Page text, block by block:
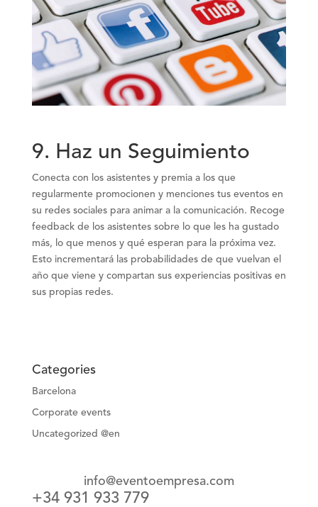
9. Haz un Seguimiento
Conecta con los asistentes y premia a los que
regularmente promocionen y menciones tus eventos en
su redes sociales para animar a la comunicación. Recoge
feedback de los asistentes sobre lo que les ha gustado
más, lo que menos y qué esperan para la próxima vez.
Esto incrementará las probabilidades de que vuelvan el
año que viene y compartan sus experiencias positivas en
sus propias redes.
Categories
Barcelona
Corporate events
Uncategorized @en
info@eventoempresa.com
+34 931 933 779